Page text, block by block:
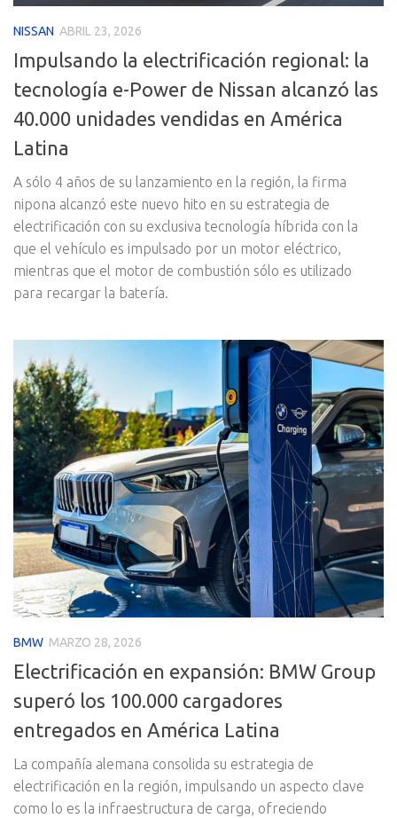
NISSAN ABRIL 23, 2026
Impulsando la electrificación regional: la
tecnología e-Power de Nissan alcanzó las
40.000 unidades vendidas en América
Latina
A sólo 4 años de su lanzamiento en la región, la firma
nipona alcanzó este nuevo hito en su estrategia de
electrificación con su exclusiva tecnología híbrida con la
que el vehículo es impulsado por un motor eléctrico,
mientras que el motor de combustión sólo es utilizado
para recargar la batería.
BMW MARZO 28, 2026
Electrificación en expansión: BMW Group
superó los 100.000 cargadores
entregados en América Latina
La compañía alemana consolida su estrategia de
electrificación en la región, impulsando un aspecto clave
como lo es la infraestructura de carga, ofreciendo